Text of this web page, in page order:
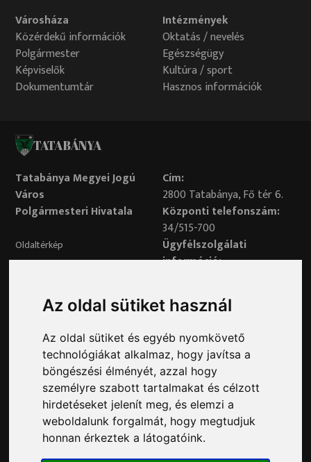
Az oldal sütiket használ
Az oldal sütiket és egyéb nyomkövető
technológiákat alkalmaz, hogy javítsa a
böngészési élményét, azzal hogy
személyre szabott tartalmakat és célzott
hirdetéseket jelenít meg, és elemzi a
weboldalunk forgalmát, hogy megtudjuk
honnan érkeztek a látogatóink.
Városháza
Közérdekű információk
Polgármester
Képviselők
Dokumentumtár
Intézmények
Oktatás / nevelés
Egészségügy
Kultúra / sport
Hasznos információk
TATABÁNYA
Tatabánya Megyei Jogú
Város
Polgármesteri Hivatala
Oldaltérkép
Adatvédelem
Cím:
2800 Tatabánya, Fő tér 6.
Központi telefonszám:
34/515-700
Ügyfélszolgálati
információ:
Véleményvonal:
34/515-799
Adatvédelmi tisztviselő elérhetősége:
adatvedelem@ph.tatabanya.hu
Minden jog fenntartva © 2026 Tatabánya